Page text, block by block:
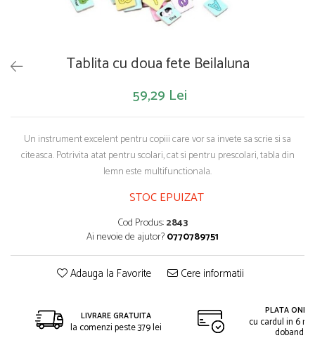
Tablita cu doua fete Beilaluna
59,29 Lei
Un instrument excelent pentru copiii care vor sa invete sa scrie si sa
citeasca. Potrivita atat pentru scolari, cat si pentru prescolari, tabla din
lemn este multifunctionala.
STOC EPUIZAT
Cod Produs:2843
Ai nevoie de ajutor?0770789751
Adauga la Favorite Cere informatii
LIVRARE GRATUITA
la comenzi peste 379 lei
PLATA
cu cardul in 6
dobanda